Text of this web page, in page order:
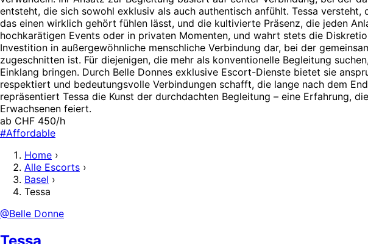
entsteht, die sich sowohl exklusiv als auch authentisch anfühlt. Tessa
das einen wirklich gehört fühlen lässt, und die kultivierte Präsenz, die jeden
hochkarätigen Events oder in privaten Momenten, und wahrt stets die
Investition in außergewöhnliche menschliche Verbindung dar, bei der
zugeschnitten ist. Für diejenigen, die mehr als konventionelle Begleitung
Einklang bringen. Durch Belle Donnes exklusive Escort-Dienste bietet sie
respektiert und bedeutungsvolle Verbindungen schafft, die lange nach dem
repräsentiert Tessa die Kunst der durchdachten Begleitung – eine Erfahrung,
Erwachsenen feiert.
ab CHF 450/h
#Affordable
Home ›
Alle Escorts ›
Basel ›
Tessa
@Belle Donne